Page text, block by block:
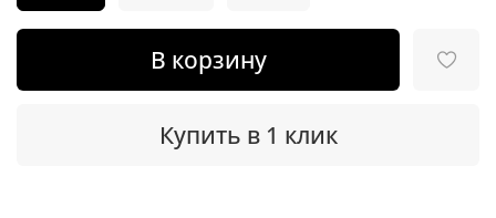
В корзину
Купить в 1 клик